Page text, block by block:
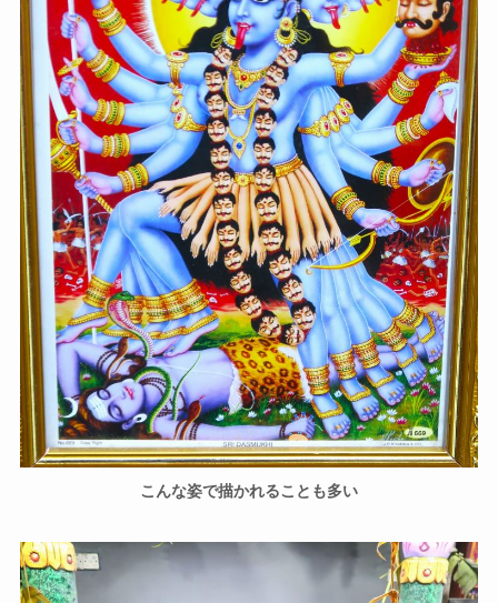
こんな姿で描かれることも多い